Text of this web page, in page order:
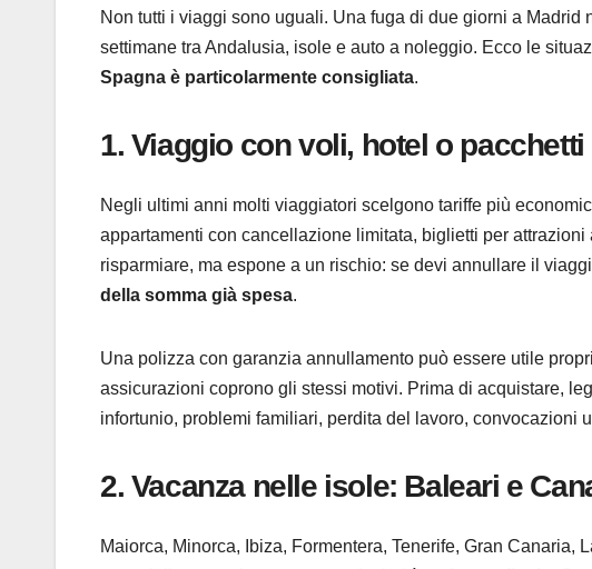
Non tutti i viaggi sono uguali. Una fuga di due giorni a
settimane tra Andalusia, isole e auto a noleggio. Ecco le
Spagna è particolarmente consigliata.
1. Viaggio con voli, hotel o
Negli ultimi anni molti viaggiatori scelgono tariffe più
appartamenti con cancellazione limitata, biglietti per
risparmiare, ma espone a un rischio: se devi annullare il
della somma già spesa.
Una polizza con garanzia annullamento può essere utile
assicurazioni coprono gli stessi motivi. Prima di acquistare,
infortunio, problemi familiari, perdita del lavoro, convocazioni
2. Vacanza nelle isole: Baleari e
Maiorca, Minorca, Ibiza, Formentera, Tenerife, Gran Canaria,